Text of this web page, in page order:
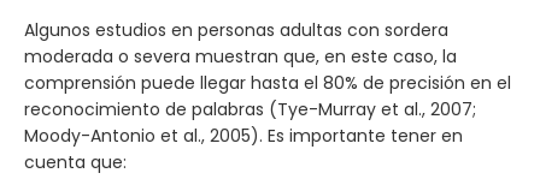
Algunos estudios en personas adultas con sordera
moderada o severa muestran que, en este caso, la
comprensión puede llegar hasta el 80% de precisión en el
reconocimiento de palabras (Tye-Murray et al., 2007;
Moody-Antonio et al., 2005). Es importante tener en
cuenta que: